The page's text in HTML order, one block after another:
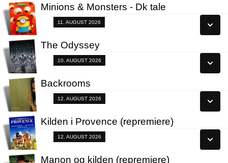
Se alle dage
Minions & Monsters - Dk tale
11. AUGUST 2026Fra 11.08.2026
Se alle dage
The Odyssey
10. AUGUST 2026Fra 10.08.2026
Se alle dage
Backrooms
12. AUGUST 2026Fra 12.08.2026
Se alle dage
Kilden i Provence (repremiere)
12. AUGUST 2026Fra 12.08.2026
Manon og kilden (repremiere)